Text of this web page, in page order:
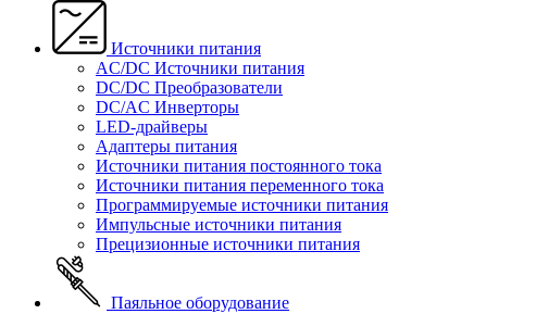
Источники питания
AC/DC Источники питания
DC/DC Преобразователи
DC/AC Инверторы
LED-драйверы
Адаптеры питания
Источники питания постоянного тока
Источники питания переменного тока
Программируемые источники питания
Импульсные источники питания
Прецизионные источники питания
Паяльное оборудование